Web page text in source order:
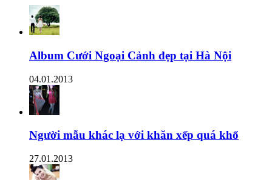
Album Cưới Ngoại Cảnh đẹp tại Hà Nội
04.01.2013
Người mẫu khác lạ với khăn xếp quá khổ
27.01.2013